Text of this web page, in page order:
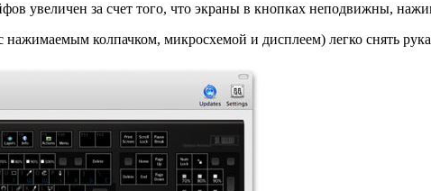
увеличен за счет того, что экраны в кнопках неподвижны,
колпачком, микросхемой и дисплеем) легко снять